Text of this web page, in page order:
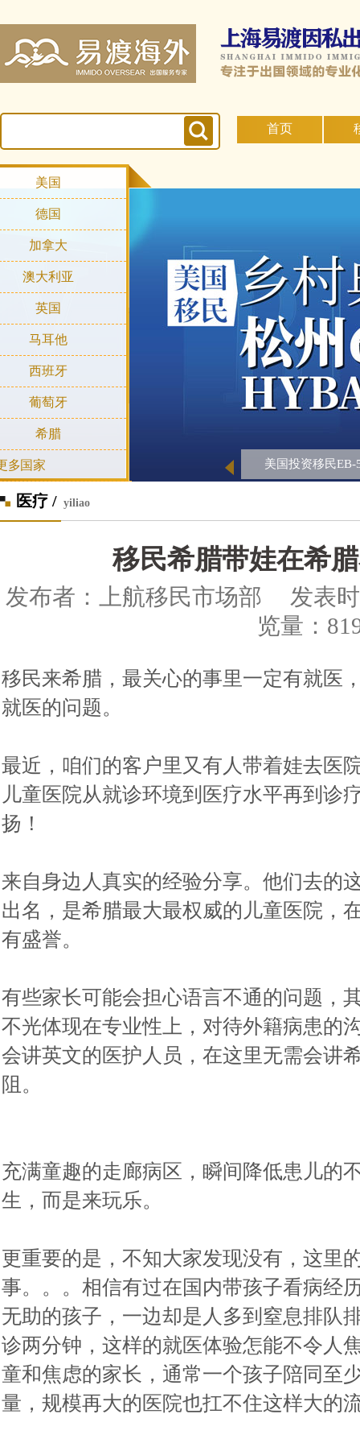
首页
美国
德国
加拿大
澳大利亚
英国
马耳他
西班牙
葡萄牙
希腊
多国家 美国投资移民EB-5
医疗 / yiliao
移民希腊带娃在希
发布者：上航移民市场部 发表
览量：
移民来希腊，最关心的事里一定有就医
就医的问题。
最近，咱们的客户里又有人带着娃去医
儿童医院从就诊环境到医疗水平再到诊
扬！
来自身边人真实的经验分享。他们去的
出名，是希腊最大最权威的儿童医院，
有盛誉。
有些家长可能会担心语言不通的问题，
不光体现在专业性上，对待外籍病患的
会讲英文的医护人员，在这里无需会讲
阻。
充满童趣的走廊病区，瞬间降低患儿的
生，而是来玩乐。
更重要的是，不知大家发现没有，这里
事。。。相信有过在国内带孩子看病经
无助的孩子，一边却是人多到窒息排队
诊两分钟，这样的就医体验怎能不令人
童和焦虑的家长，通常一个孩子陪同至
量，规模再大的医院也扛不住这样大的